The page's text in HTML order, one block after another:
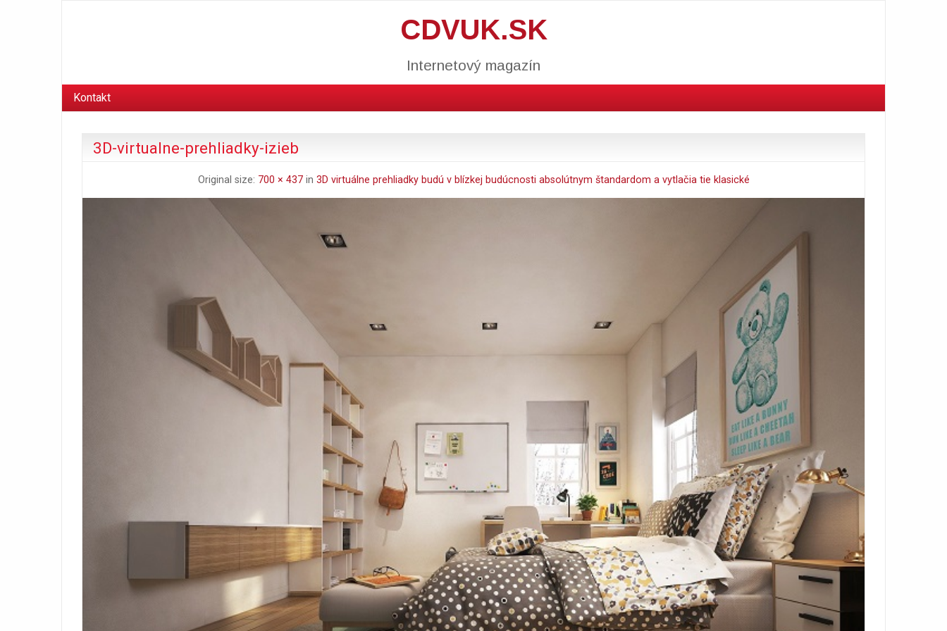
CDVUK.SK
Internetový magazín
Kontakt
3D-virtualne-prehliadky-izieb
Original size: 700 × 437in 3D virtuálne prehliadky budú v blízkej budúcnosti absolútnym štandardom a vytlačia tie klasické